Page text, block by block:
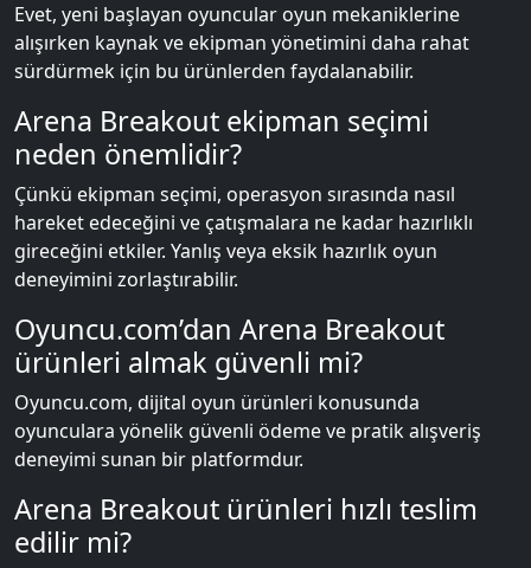
Evet, yeni başlayan oyuncular oyun mekaniklerine
alışırken kaynak ve ekipman yönetimini daha rahat
sürdürmek için bu ürünlerden faydalanabilir.
Arena Breakout ekipman seçimi
neden önemlidir?
Çünkü ekipman seçimi, operasyon sırasında nasıl
hareket edeceğini ve çatışmalara ne kadar hazırlıklı
gireceğini etkiler. Yanlış veya eksik hazırlık oyun
deneyimini zorlaştırabilir.
Oyuncu.com’dan Arena Breakout
ürünleri almak güvenli mi?
Oyuncu.com, dijital oyun ürünleri konusunda
oyunculara yönelik güvenli ödeme ve pratik alışveriş
deneyimi sunan bir platformdur.
Arena Breakout ürünleri hızlı teslim
edilir mi?